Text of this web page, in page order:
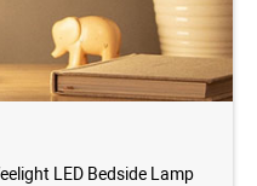
LED Bedside Lamp